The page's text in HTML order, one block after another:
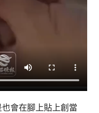
會在腳上貼上創當